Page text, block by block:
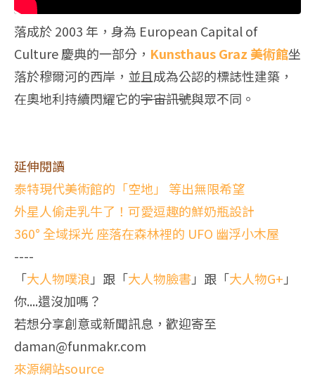
落成於 2003 年，身為 European Capital of
Culture 慶典的一部分， Kunsthaus Graz 美術館坐
落於穆爾河的西岸，並且成為公認的標誌性建築，
在奧地利持續閃耀它的宇宙訊號與眾不同。
延伸閱讀
泰特現代美術館的「空地」 等出無限希望
外星人偷走乳牛了！可愛逗趣的鮮奶瓶設計
360° 全域採光 座落在森林裡的 UFO 幽浮小木屋
----
「大人物噗浪 」跟「大人物臉書」跟「大人物G+ 」
你....還沒加嗎？
若想分享創意或新聞訊息，歡迎寄至
daman@funmakr.com
來源網站source